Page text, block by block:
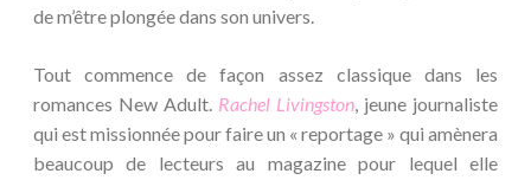
de m’être plongée dans son univers.
Tout commence de façon assez classique dans les
romances New Adult. Rachel Livingston, jeune journaliste
qui est missionnée pour faire un « reportage » qui amènera
beaucoup de lecteurs au magazine pour lequel elle